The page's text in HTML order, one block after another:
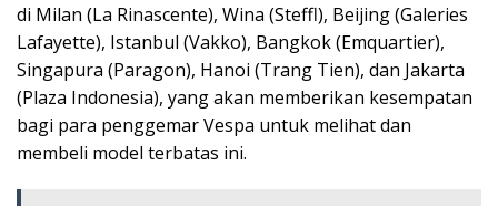
di Milan (La Rinascente), Wina (Steffl), Beijing (Galeries
Lafayette), Istanbul (Vakko), Bangkok (Emquartier),
Singapura (Paragon), Hanoi (Trang Tien), dan Jakarta
(Plaza Indonesia), yang akan memberikan kesempatan
bagi para penggemar Vespa untuk melihat dan
membeli model terbatas ini.